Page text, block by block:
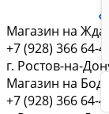
Магазин на
+7 (928) 366 64-44
г. Ростов-на-
Магазин на
+7 (928) 366 64-44